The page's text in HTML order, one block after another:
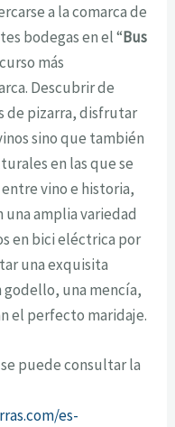
a la comarca de
bodegas en el “Bus
más
Descubrir de
de pizarra, disfrutar
sino que también
en las que se
vino e historia,
amplia variedad
en bici eléctrica por
una exquisita
godello, una mencía,
el perfecto maridaje.
puede consultar la
es-